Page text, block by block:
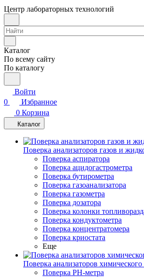
Центр лабораторных технологий
Каталог
По всему сайту
По каталогу
Войти
0
Избранное
0 Корзина
Каталог
Поверка анализаторов газов и
Поверка аспиратора
Поверка ацидогастрометра
Поверка бутирометра
Поверка газоанализатора
Поверка газометра
Поверка дозатора
Поверка колонки
Поверка кондуктометра
Поверка концентратомера
Поверка криостата
Еще
Поверка анализаторов
Поверка PH-метра